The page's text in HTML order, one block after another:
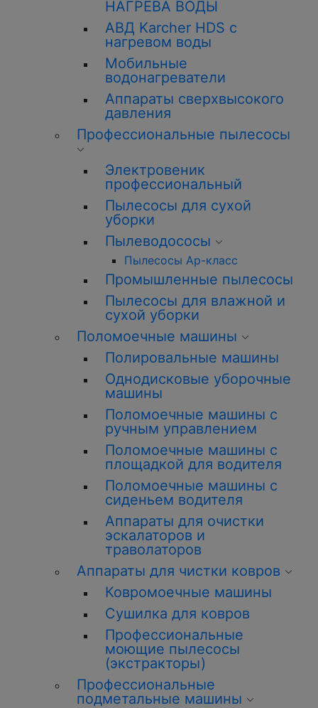
НАГРЕВА ВОДЫ
АВД Karcher HDS с
нагревом воды
Мобильные
водонагреватели
Аппараты сверхвысокого
давления
Профессиональные пылесосы
Электровеник
профессиональный
Пылесосы для сухой
уборки
Пылеводососы
Пылесосы Ар-класс
Промышленные пылесосы
Пылесосы для влажной и
сухой уборки
Поломоечные машины
Полировальные машины
Однодисковые уборочные
машины
Поломоечные машины с
ручным управлением
Поломоечные машины с
площадкой для водителя
Поломоечные машины с
сиденьем водителя
Аппараты для очистки
эскалаторов и
траволаторов
Аппараты для чистки ковров
Ковромоечные машины
Сушилка для ковров
Профессиональные
моющие пылесосы
(экстракторы)
Профессиональные
подметальные машины